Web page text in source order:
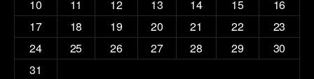
10
11 12 13 14 15
16
17
18 19 20 21 22
23
24
25 26 27 28 29
30
31